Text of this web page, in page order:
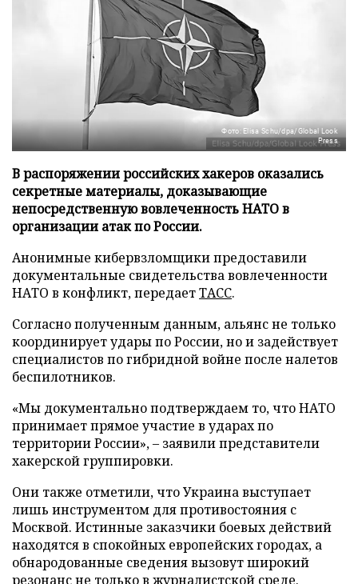
Фото: Elisa Schu/dpa/Global Look
Press
В распоряжении российских хакеров оказались
секретные материалы, доказывающие
непосредственную вовлеченность НАТО в
организации атак по России.
Анонимные кибервзломщики предоставили
документальные свидетельства вовлеченности
НАТО в конфликт, передаетТАСС.
Согласно полученным данным, альянс не только
координирует удары по России, но и задействует
специалистов по гибридной войне после налетов
беспилотников.
«Мы документально подтверждаем то, что НАТО
принимает прямое участие в ударах по
территории России», – заявили представители
хакерской группировки.
Они также отметили, что Украина выступает
лишь инструментом для противостояния с
Москвой. Истинные заказчики боевых действий
находятся в спокойных европейских городах, а
обнародованные сведения вызовут широкий
резонанс не только в журналистской среде.